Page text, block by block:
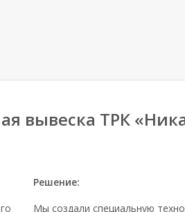
вывеска ТРК
Решение:
Мы создали специальную